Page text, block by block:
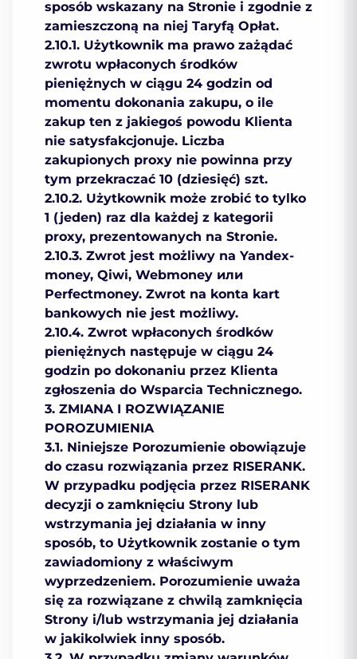
sposób wskazany na Stronie i zgodnie z
zamieszczoną na niej Taryfą Opłat.
2.10.1. Użytkownik ma prawo zażądać
zwrotu wpłaconych środków
pieniężnych w ciągu 24 godzin od
momentu dokonania zakupu, o ile
zakup ten z jakiegoś powodu Klienta
nie satysfakcjonuje. Liczba
zakupionych proxy nie powinna przy
tym przekraczać 10 (dziesięć) szt.
2.10.2. Użytkownik może zrobić to tylko
1 (jeden) raz dla każdej z kategorii
proxy, prezentowanych na Stronie.
2.10.3. Zwrot jest możliwy na Yandex-
money, Qiwi, Webmoney или
Perfectmoney. Zwrot na konta kart
bankowych nie jest możliwy.
2.10.4. Zwrot wpłaconych środków
pieniężnych następuje w ciągu 24
godzin po dokonaniu przez Klienta
zgłoszenia do Wsparcia Technicznego.
3. ZMIANA I ROZWIĄZANIE
POROZUMIENIA
3.1. Niniejsze Porozumienie obowiązuje
do czasu rozwiązania przez RISERANK.
W przypadku podjęcia przez RISERANK
decyzji o zamknięciu Strony lub
wstrzymania jej działania w inny
sposób, to Użytkownik zostanie o tym
zawiadomiony z właściwym
wyprzedzeniem. Porozumienie uważa
się za rozwiązane z chwilą zamknięcia
Strony i/lub wstrzymania jej działania
w jakikolwiek inny sposób.